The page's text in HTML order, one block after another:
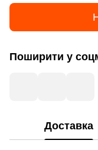
Поширити у
Доставка